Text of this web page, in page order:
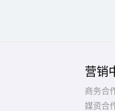
营销
商务合
媒资合